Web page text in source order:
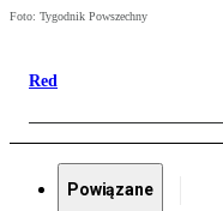
Foto: Tygodnik Powszechny
Red
Powiązane